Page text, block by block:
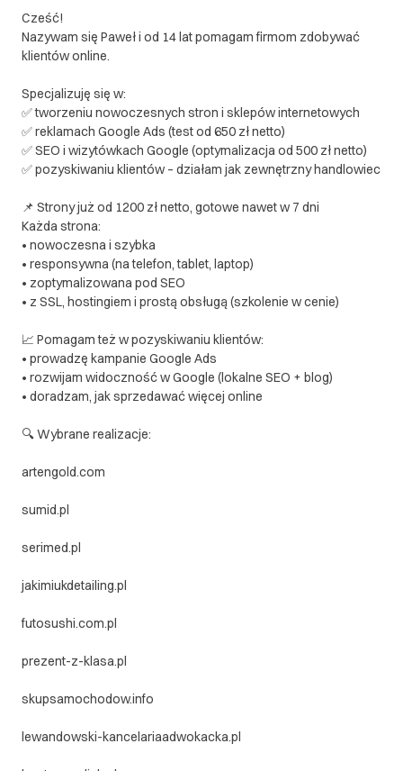
Cześć!
Nazywam się Paweł i od 14 lat pomagam firmom zdobywać
klientów online.
Specjalizuję się w:
✅ tworzeniu nowoczesnych stron i sklepów internetowych
✅ reklamach Google Ads (test od 650 zł netto)
✅ SEO i wizytówkach Google (optymalizacja od 500 zł netto)
✅ pozyskiwaniu klientów – działam jak zewnętrzny handlowiec
📌 Strony już od 1200 zł netto, gotowe nawet w 7 dni
Każda strona:
• nowoczesna i szybka
• responsywna (na telefon, tablet, laptop)
• zoptymalizowana pod SEO
• z SSL, hostingiem i prostą obsługą (szkolenie w cenie)
📈 Pomagam też w pozyskiwaniu klientów:
• prowadzę kampanie Google Ads
• rozwijam widoczność w Google (lokalne SEO + blog)
• doradzam, jak sprzedawać więcej online
🔍 Wybrane realizacje:
artengold.com
sumid.pl
serimed.pl
jakimiukdetailing.pl
futosushi.com.pl
prezent-z-klasa.pl
skupsamochodow.info
lewandowski-kancelariaadwokacka.pl